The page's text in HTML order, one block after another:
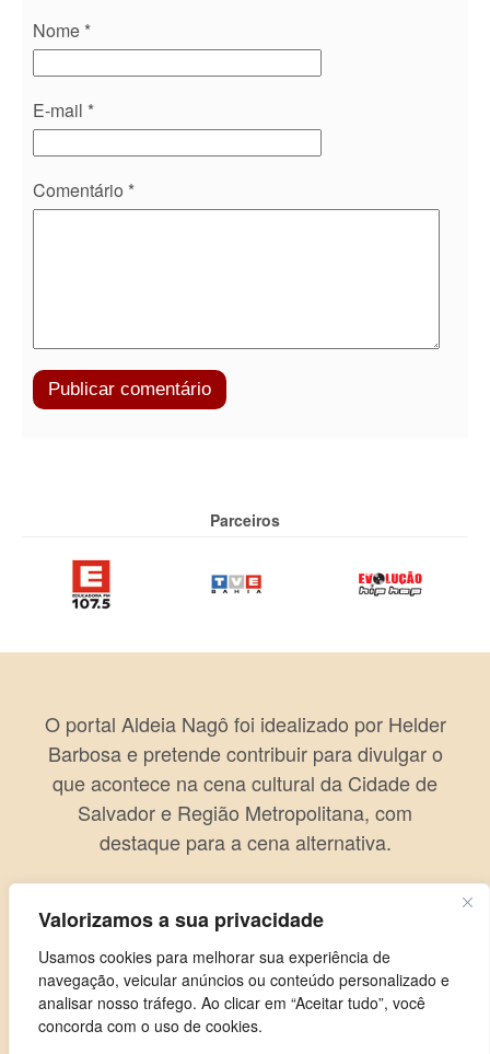
Valorizamos a sua privacidade
Usamos cookies para melhorar sua experiência de
navegação, veicular anúncios ou conteúdo personalizado e
analisar nosso tráfego. Ao clicar em “Aceitar tudo”, você
concorda com o uso de cookies.
Nome *
E-mail *
Comentário *
Parceiros
O portal Aldeia Nagô foi idealizado por Helder
Barbosa e pretende contribuir para divulgar o
que acontece na cena cultural da Cidade de
Salvador e Região Metropolitana, com
destaque para a cena alternativa.